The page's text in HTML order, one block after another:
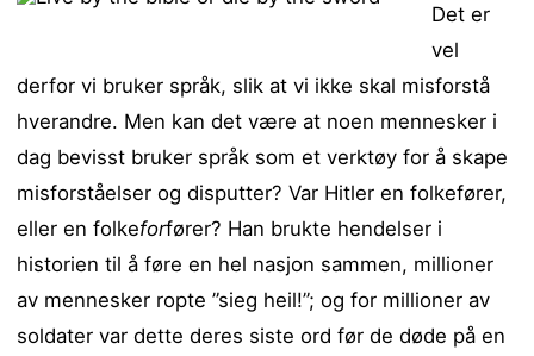
Det er
vel
derfor vi bruker språk, slik at vi ikke skal misforstå
hverandre. Men kan det være at noen mennesker i
dag bevisst bruker språk som et verktøy for å skape
misforståelser og disputter? Var Hitler en folkefører,
eller en folkeforfører? Han brukte hendelser i
historien til å føre en hel nasjon sammen, millioner
av mennesker ropte ”sieg heil!”; og for millioner av
soldater var dette deres siste ord før de døde på en